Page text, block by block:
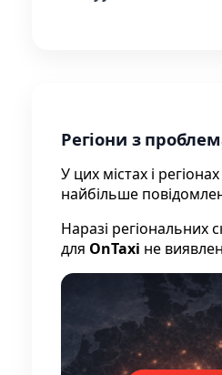
Регіони з
У цих містах і
найбільше
Наразі регіональних
для OnTaxi не